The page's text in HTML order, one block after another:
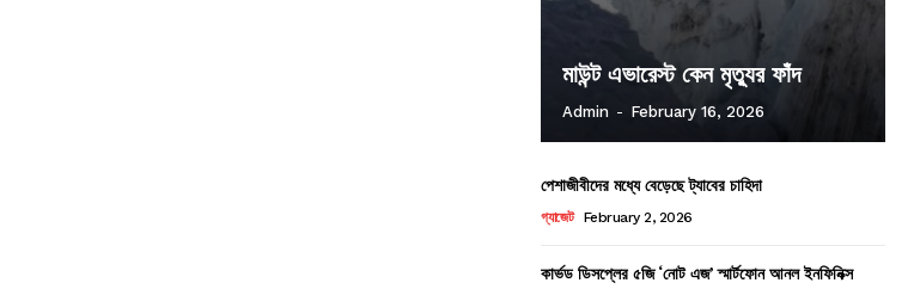
মাউন্ট এভারেস্ট কেন মৃত্যুর ফাঁদ
Admin - February 16, 2026
পেশাজীবীদের মধ্যে বেড়েছে ট্যাবের চাহিদা
গ্যাজেট February 2, 2026
কার্ভড ডিসপ্লের ৫জি ‘নোট এজ’ স্মার্টফোন আনল ইনফিনিক্স